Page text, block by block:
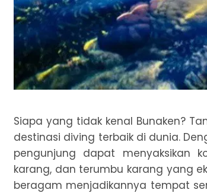
Siapa yang tidak kenal Bunaken?
destinasi diving terbaik di dunia.
pengunjung dapat menyaksikan
karang, dan terumbu karang yang
beragam menjadikannya tempat